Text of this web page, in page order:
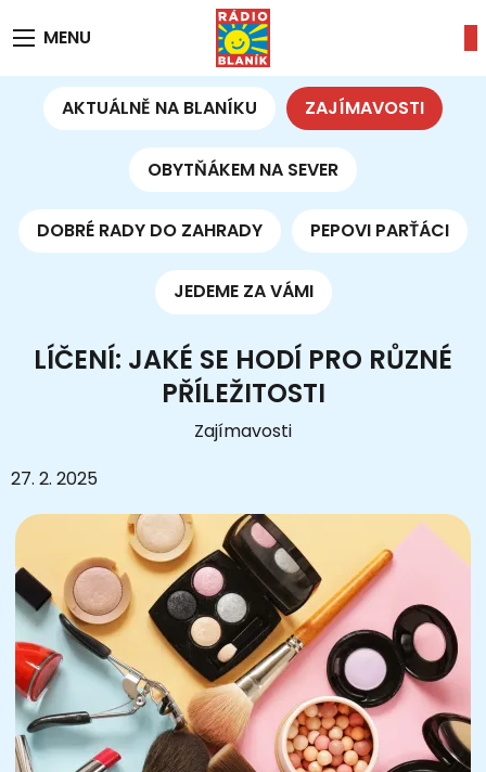
MENU
AKTUÁLNĚ NA BLANÍKU ZAJÍMAVOSTI
OBYTŇÁKEM NA SEVER
DOBRÉ RADY DO ZAHRADY PEPOVI PARŤÁCI
JEDEME ZA VÁMI
LÍČENÍ: JAKÉ SE HODÍ PRO RŮZNÉ
PŘÍLEŽITOSTI
Zajímavosti
27. 2. 2025